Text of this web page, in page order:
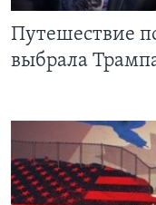
Путешествие
выбрала